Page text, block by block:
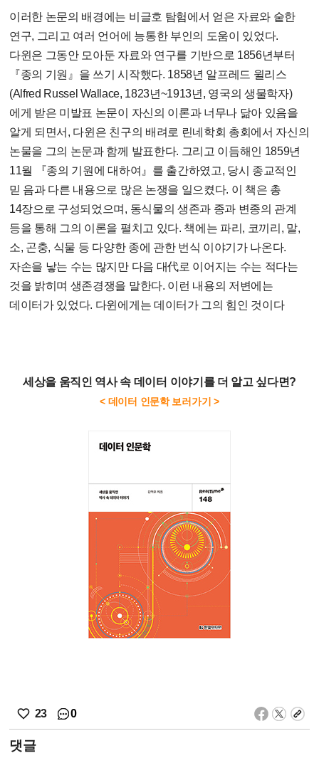
이러한 논문의 배경에는 비글호 탐험에서 얻은 자료와 숱한
연구, 그리고 여러 언어에 능통한 부인의 도움이 있었다.
다윈은 그동안 모아둔 자료와 연구를 기반으로 1856년부터
『종의 기원』을 쓰기 시작했다. 1858년 알프레드 윌리스
(Alfred Russel Wallace, 1823년~1913년, 영국의 생물학자)
에게 받은 미발표 논문이 자신의 이론과 너무나 닮아 있음을
알게 되면서, 다윈은 친구의 배려로 린네학회 총회에서 자신의
논물을 그의 논문과 함께 발표한다. 그리고 이듬해인 1859년
11월 『종의 기원에 대하여』를 출간하였고, 당시 종교적인
믿 음과 다른 내용으로 많은 논쟁을 일으켰다. 이 책은 총
14장으로 구성되었으며, 동식물의 생존과 종과 변종의 관계
등을 통해 그의 이론을 펼치고 있다. 책에는 파리, 코끼리, 말,
소, 곤충, 식물 등 다양한 종에 관한 번식 이야기가 나온다.
자손을 낳는 수는 많지만 다음 대代로 이어지는 수는 적다는
것을 밝히며 생존경쟁을 말한다. 이런 내용의 저변에는
데이터가 있었다. 다윈에게는 데이터가 그의 힘인 것이다
세상을 움직인 역사 속 데이터 이야기를 더 알고 싶다면?
< 데이터 인문학 보러가기 >
23 0
댓글